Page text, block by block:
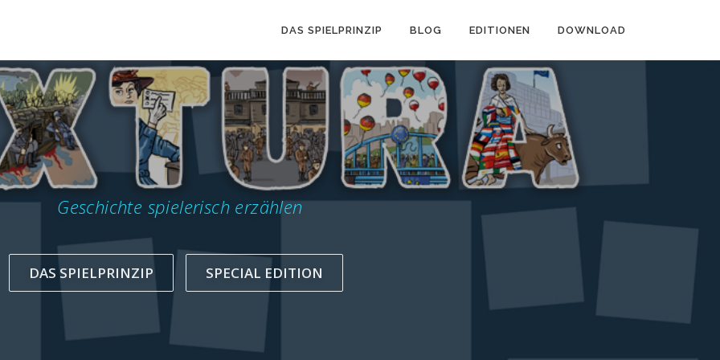
DAS SPIELPRINZIP BLOG EDITIONEN DOWNLOAD
der narrativen Kompetenz im Geschichtsunterricht
DAS SPIELPRINZIP SPECIAL EDITION